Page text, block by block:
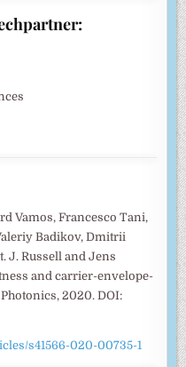
Vamos, Francesco Tani,
Badikov, Dmitrii
J. Russell and Jens
and carrier-envelope-
2020. DOI:
s41566-020-00735-1